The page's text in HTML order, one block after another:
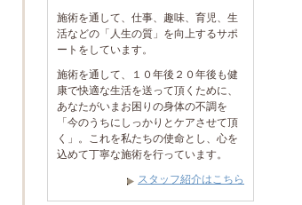
施術を通して、仕事、趣味、育児、生
活などの「人生の質」を向上するサポ
ートをしています。
施術を通して、１０年後２０年後も健
康で快適な生活を送って頂くために、
あなたがいまお困りの身体の不調を
「今のうちにしっかりとケアさせて頂
く」。これを私たちの使命とし、心を
込めて丁寧な施術を行っています。
スタッフ紹介はこちら